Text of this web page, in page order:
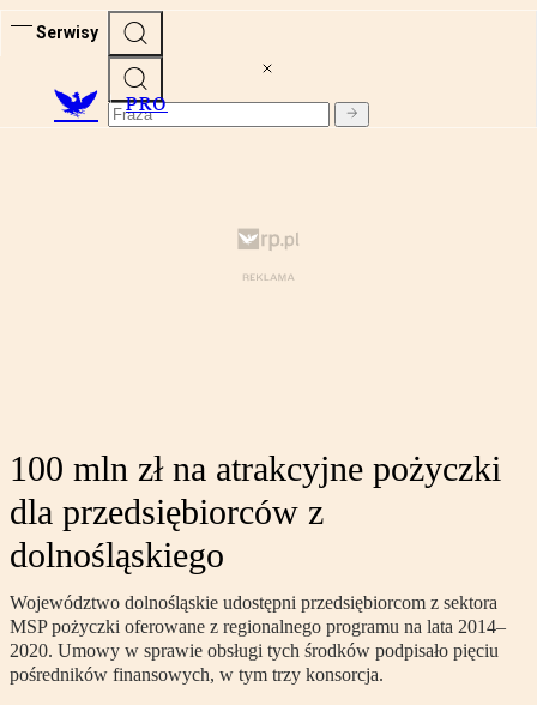
Serwisy
PRO
100 mln zł na atrakcyjne pożyczki
dla przedsiębiorców z
dolnośląskiego
Województwo dolnośląskie udostępni przedsiębiorcom z sektora
MSP pożyczki oferowane z regionalnego programu na lata 2014–
2020. Umowy w sprawie obsługi tych środków podpisało pięciu
pośredników finansowych, w tym trzy konsorcja.